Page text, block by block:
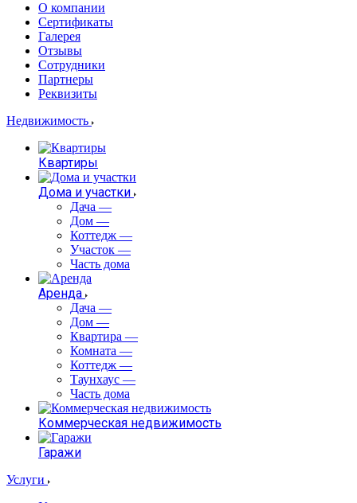
О компании
Сертификаты
Галерея
Отзывы
Сотрудники
Партнеры
Реквизиты
Недвижимость
Квартиры
Дома и участки
Дача —
Дом —
Коттедж —
Участок —
Часть дома
Аренда
Дача —
Дом —
Квартира —
Комната —
Коттедж —
Таунхаус —
Часть дома
Коммерческая недвижимость
Гаражи
Услуги